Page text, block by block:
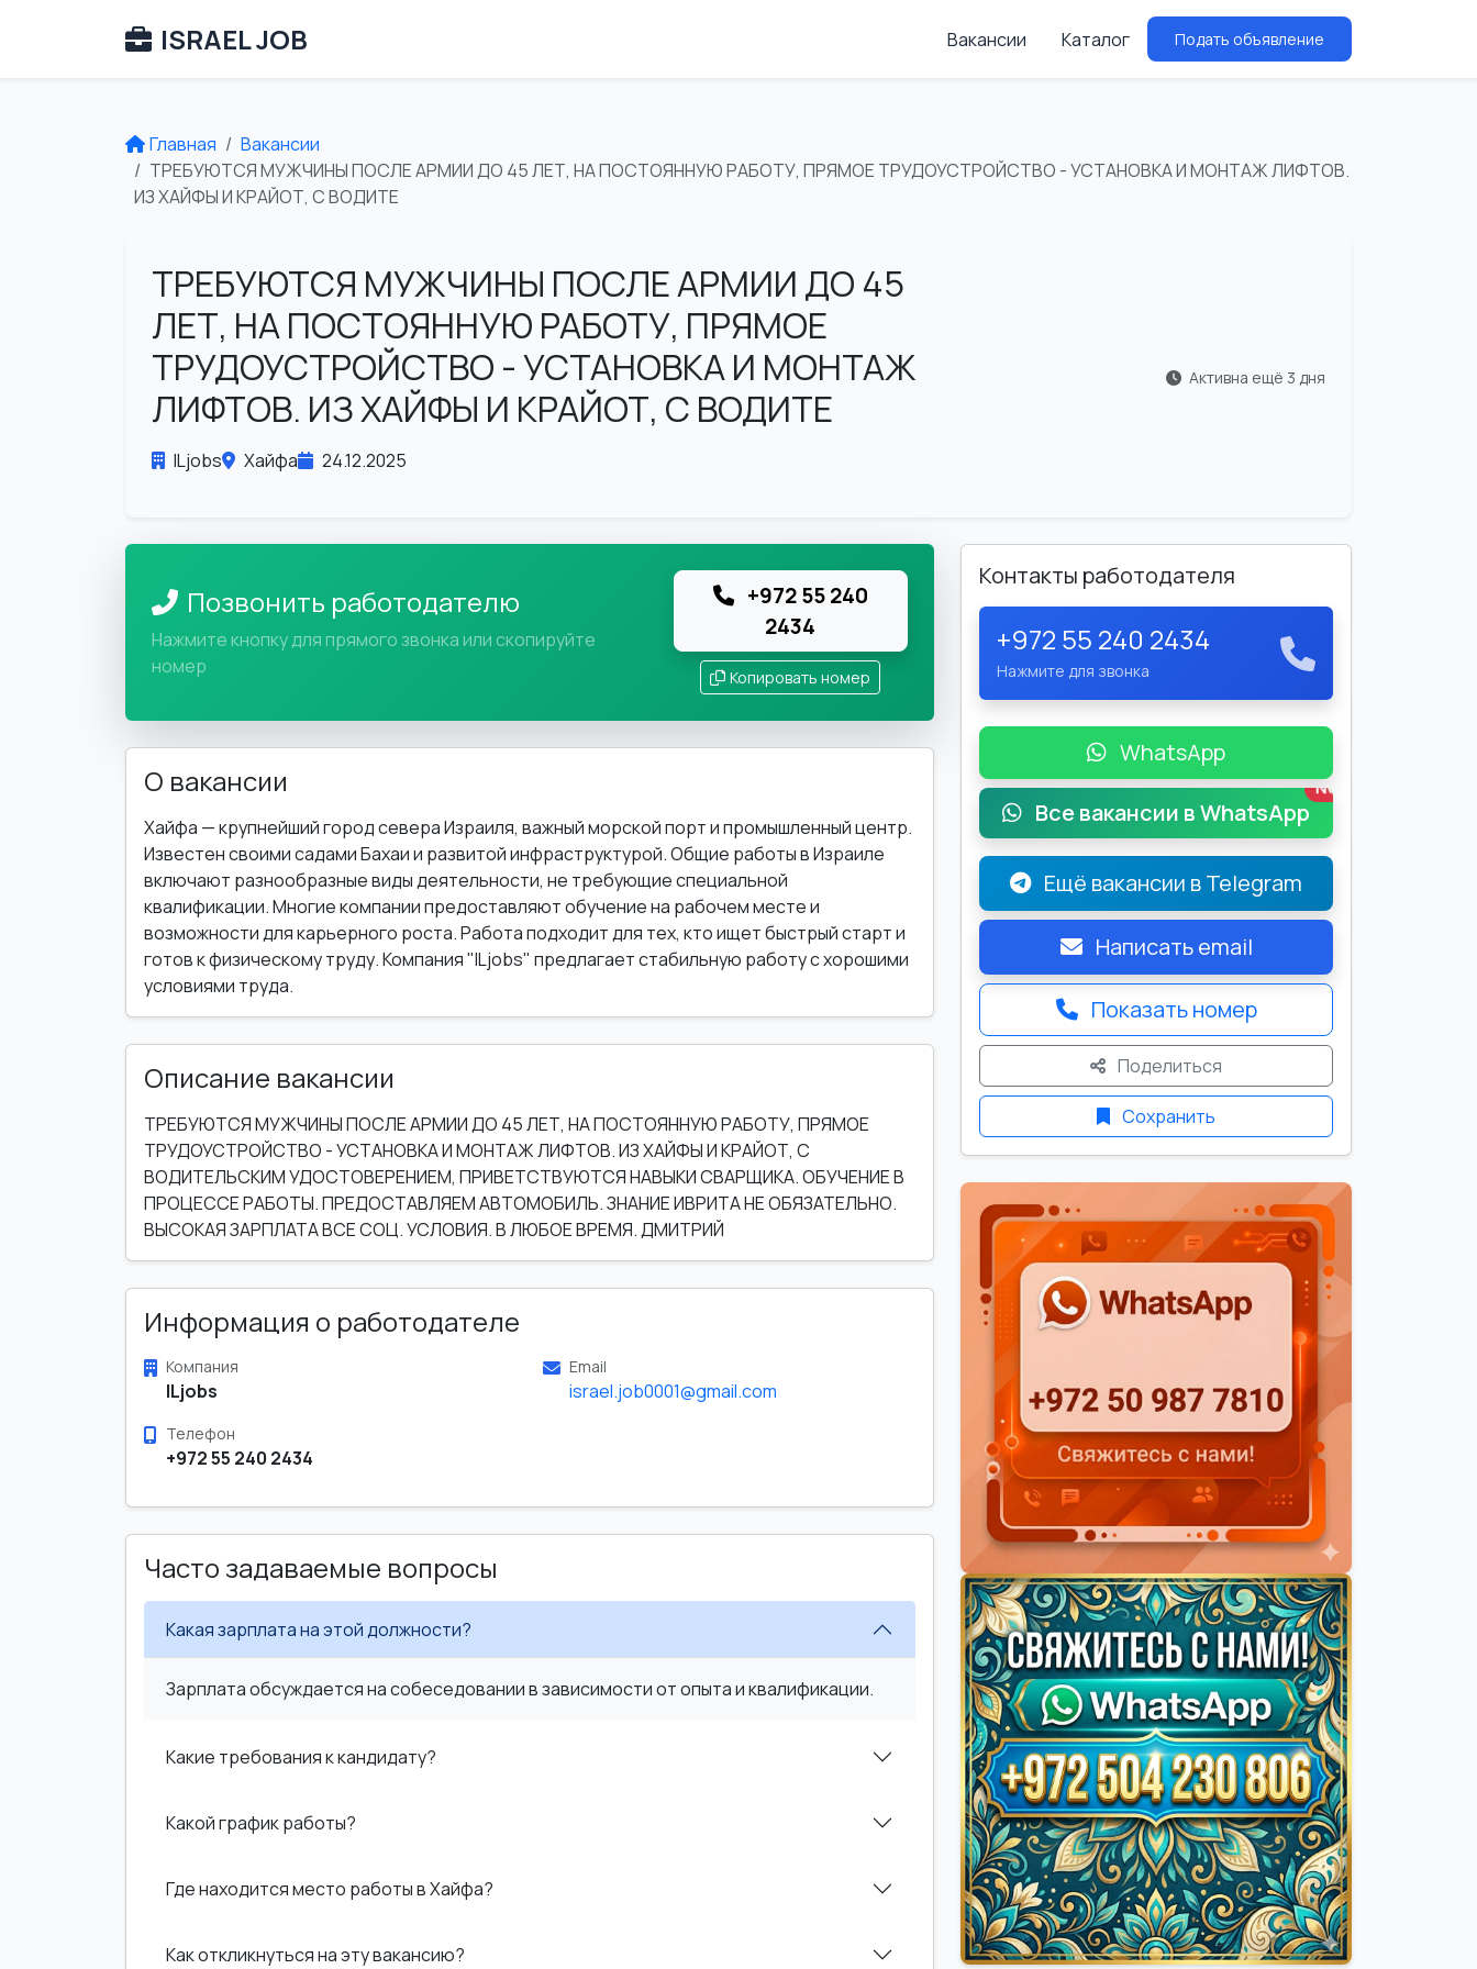
ISRAEL JOB Вакансии Каталог Подать объявление
Главная
Вакансии
ТРЕБУЮТСЯ МУЖЧИНЫ ПОСЛЕ АРМИИ ДО 45 ЛЕТ, НА ПОСТОЯННУЮ РАБОТУ, ПРЯМОЕ ТРУДОУСТРОЙСТВО - УСТАНОВКА И МОНТАЖ ЛИФТОВ.
ИЗ ХАЙФЫ И КРАЙОТ, С ВОДИТЕ
ТРЕБУЮТСЯ МУЖЧИНЫ ПОСЛЕ АРМИИ ДО 45
ЛЕТ, НА ПОСТОЯННУЮ РАБОТУ, ПРЯМОЕ
ТРУДОУСТРОЙСТВО - УСТАНОВКА И МОНТАЖ
ЛИФТОВ. ИЗ ХАЙФЫ И КРАЙОТ, С ВОДИТЕ
ILjobs Хайфа 24.12.2025
Активна ещё 3 дня
Позвонить работодателю
Нажмите кнопку для прямого звонка или скопируйте
номер
+972 55 240
2434
Копировать номер
О вакансии
Хайфа — крупнейший город севера Израиля, важный морской порт и промышленный центр.
Известен своими садами Бахаи и развитой инфраструктурой. Общие работы в Израиле
включают разнообразные виды деятельности, не требующие специальной
квалификации. Многие компании предоставляют обучение на рабочем месте и
возможности для карьерного роста. Работа подходит для тех, кто ищет быстрый старт и
готов к физическому труду. Компания "ILjobs" предлагает стабильную работу с хорошими
условиями труда.
Описание вакансии
ТРЕБУЮТСЯ МУЖЧИНЫ ПОСЛЕ АРМИИ ДО 45 ЛЕТ, НА ПОСТОЯННУЮ РАБОТУ, ПРЯМОЕ
ТРУДОУСТРОЙСТВО - УСТАНОВКА И МОНТАЖ ЛИФТОВ. ИЗ ХАЙФЫ И КРАЙОТ, С
ВОДИТЕЛЬСКИМ УДОСТОВЕРЕНИЕМ, ПРИВЕТСТВУЮТСЯ НАВЫКИ СВАРЩИКА. ОБУЧЕНИЕ В
ПРОЦЕССЕ РАБОТЫ. ПРЕДОСТАВЛЯЕМ АВТОМОБИЛЬ. ЗНАНИЕ ИВРИТА НЕ ОБЯЗАТЕЛЬНО.
ВЫСОКАЯ ЗАРПЛАТА ВСЕ СОЦ. УСЛОВИЯ. В ЛЮБОЕ ВРЕМЯ. ДМИТРИЙ
Информация о работодателе
Компания
ILjobs
Email
israel.job0001@gmail.com
Телефон
+972 55 240 2434
Часто задаваемые вопросы
Какая зарплата на этой должности?
Зарплата обсуждается на собеседовании в зависимости от опыта и квалификации.
Какие требования к кандидату?
Какой график работы?
Где находится место работы в Хайфа?
Как откликнуться на эту вакансию?
Контакты работодателя
+972 55 240 2434
Нажмите для звонка
WhatsApp
Все вакансии в WhatsApp
New
Ещё вакансии в Telegram
Написать email
Показать номер
Поделиться
Сохранить